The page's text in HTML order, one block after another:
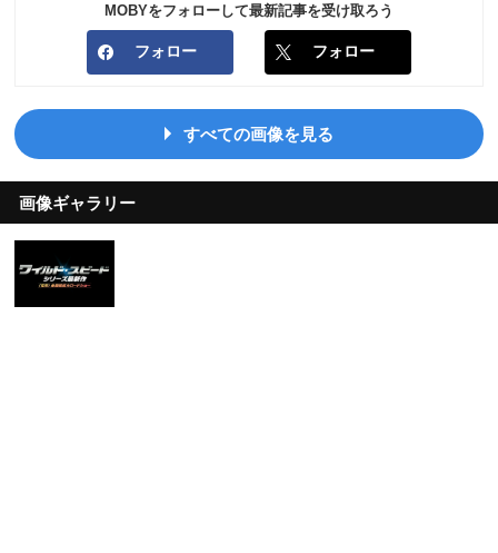
MOBYをフォローして最新記事を受け取ろう
フォロー フォロー
すべての画像を見る
画像ギャラリー